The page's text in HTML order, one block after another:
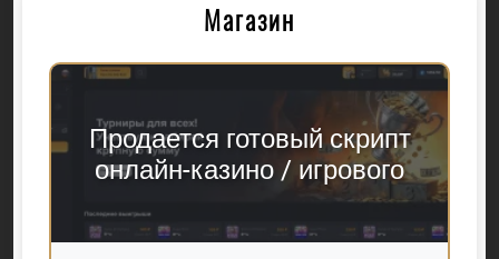
Магазин
Продается готовый скрипт
онлайн-казино / игрового